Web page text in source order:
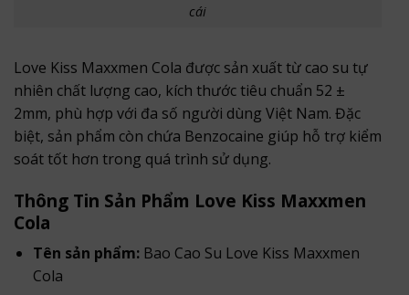
cái
Love Kiss Maxxmen Cola được sản xuất từ cao su tự
nhiên chất lượng cao, kích thước tiêu chuẩn 52 ±
2mm, phù hợp với đa số người dùng Việt Nam. Đặc
biệt, sản phẩm còn chứa Benzocaine giúp hỗ trợ kiểm
soát tốt hơn trong quá trình sử dụng.
Thông Tin Sản Phẩm Love Kiss Maxxmen
Cola
Tên sản phẩm:Bao Cao Su Love Kiss Maxxmen
Cola